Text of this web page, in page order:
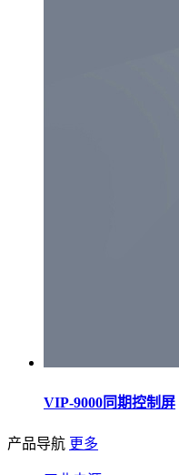
VIP-9000同期控制屏
产品导航 更多